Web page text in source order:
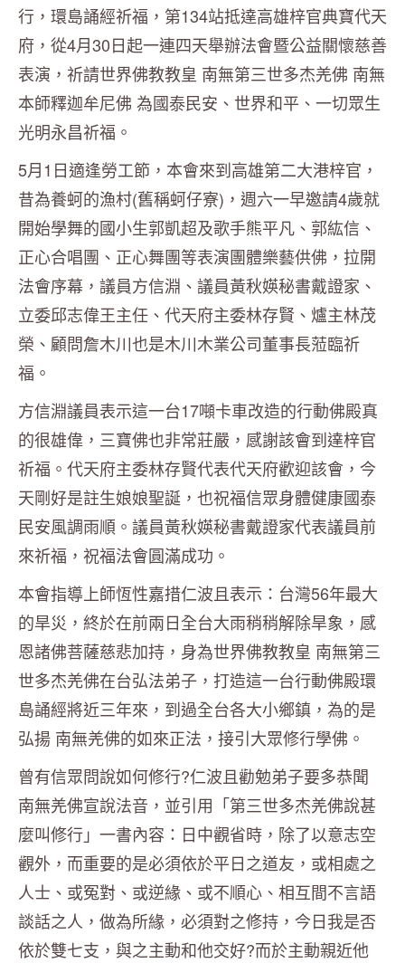
行，環島誦經祈福，第134站抵達高雄梓官典寶代天
府，從4月30日起一連四天舉辦法會暨公益關懷慈善
表演，祈請世界佛教教皇 南無第三世多杰羌佛 南無
本師釋迦牟尼佛 為國泰民安、世界和平、一切眾生
光明永昌祈福。
5月1日適逢勞工節，本會來到高雄第二大港梓官，
昔為養蚵的漁村(舊稱蚵仔寮)，週六一早邀請4歲就
開始學舞的國小生郭凱超及歌手熊平凡、郭紘信、
正心合唱團、正心舞團等表演團體樂藝供佛，拉開
法會序幕，議員方信淵、議員黃秋媖秘書戴證家、
立委邱志偉王主任、代天府主委林存賢、爐主林茂
榮、顧問詹木川也是木川木業公司董事長蒞臨祈
福。
方信淵議員表示這一台17噸卡車改造的行動佛殿真
的很雄偉，三寶佛也非常莊嚴，感謝該會到達梓官
祈福。代天府主委林存賢代表代天府歡迎該會，今
天剛好是註生娘娘聖誕，也祝福信眾身體健康國泰
民安風調雨順。議員黃秋媖秘書戴證家代表議員前
來祈福，祝福法會圓滿成功。
本會指導上師恆性嘉措仁波且表示：台灣56年最大
的旱災，終於在前兩日全台大雨稍稍解除旱象，感
恩諸佛菩薩慈悲加持，身為世界佛教教皇 南無第三
世多杰羌佛在台弘法弟子，打造這一台行動佛殿環
島誦經將近三年來，到過全台各大小鄉鎮，為的是
弘揚 南無羌佛的如來正法，接引大眾修行學佛。
曾有信眾問說如何修行?仁波且勸勉弟子要多恭聞
南無羌佛宣說法音，並引用「第三世多杰羌佛說甚
麼叫修行」一書內容：日中觀省時，除了以意志空
觀外，而重要的是必須依於平日之道友，或相處之
人士、或冤對、或逆緣、或不順心、相互間不言語
談話之人，做為所緣，必須對之修持，今日我是否
依於雙七支，與之主動和他交好?而於主動親近他